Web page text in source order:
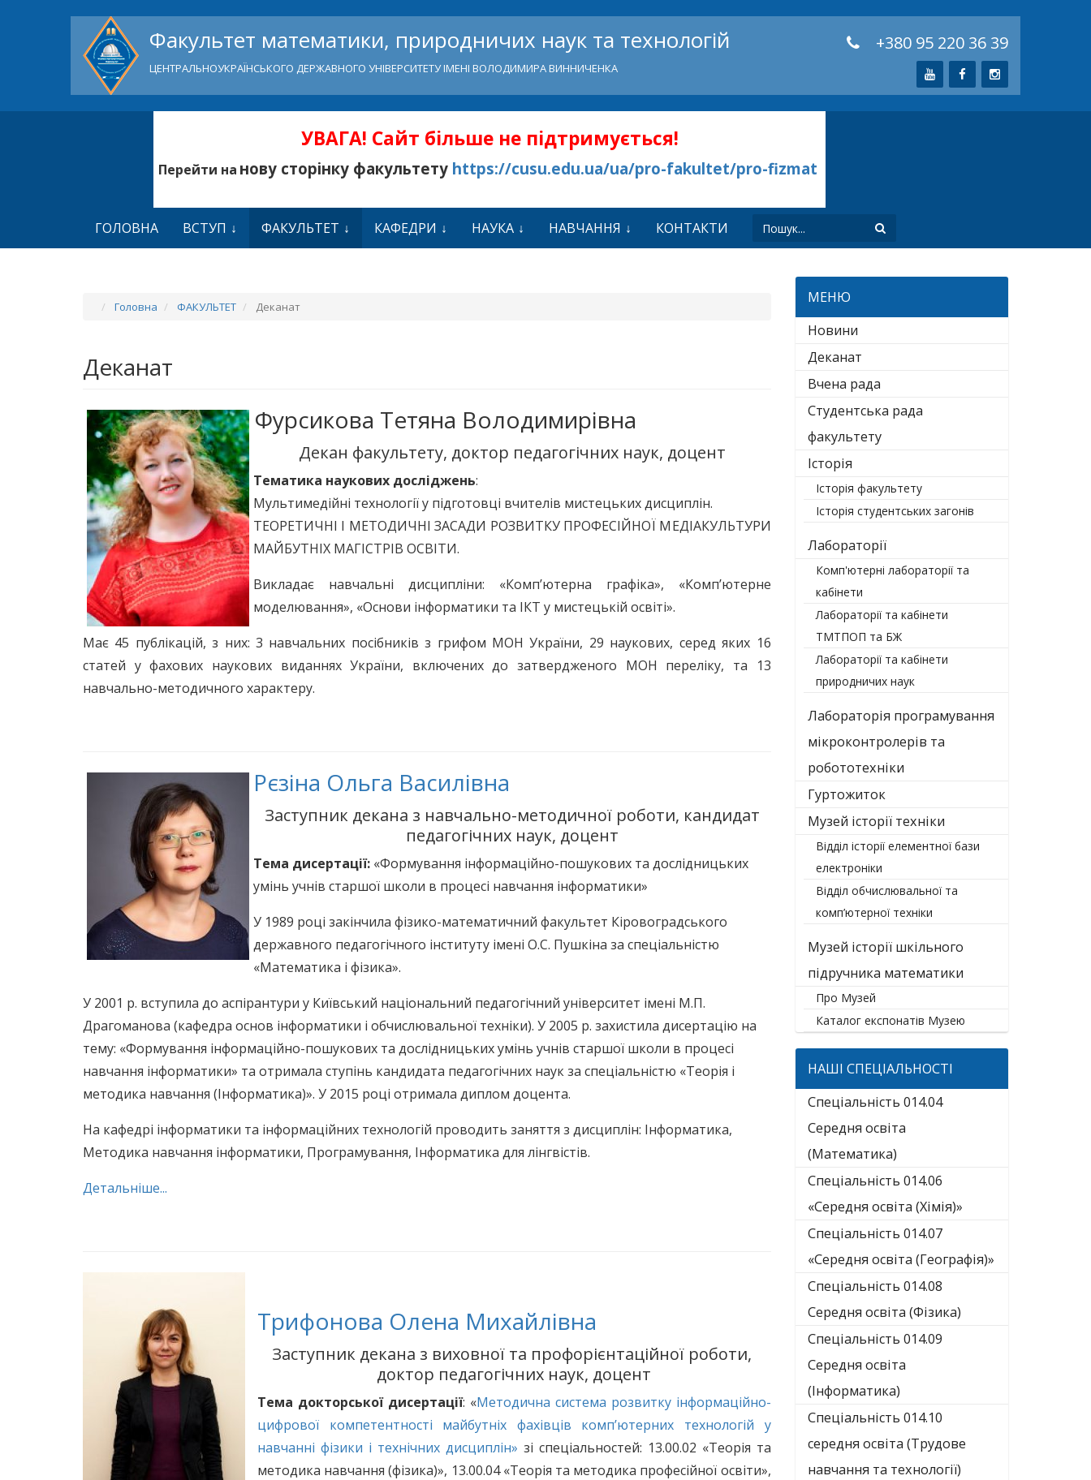
Факультет математики, природничих наук та технологій
ЦЕНТРАЛЬНОУКРАЇНСЬКОГО ДЕРЖАВНОГО УНІВЕРСИТЕТУ ІМЕНІ ВОЛОДИМИРА ВИННИЧЕНКА
+380 95 220 36 39
УВАГА! Сайт більше не підтримується!
Перейти на нову сторінку факультету https://cusu.edu.ua/ua/pro-fakultet/pro-fizmat
ГОЛОВНА ВСТУП ФАКУЛЬТЕТ КАФЕДРИ НАУКА НАВЧАННЯ КОНТАКТИ
Головна ФАКУЛЬТЕТ Деканат
Деканат
Фурсикова Тетяна Володимирівна
Декан факультету, доктор педагогічних наук, доцент
Тематика наукових досліджень:
Мультимедійні технології у підготовці вчителів мистецьких дисциплін.
ТЕОРЕТИЧНІ І МЕТОДИЧНІ ЗАСАДИ РОЗВИТКУ ПРОФЕСІЙНОЇ МЕДІАКУЛЬТУРИ
МАЙБУТНІХ МАГІСТРІВ ОСВІТИ.
Викладає навчальні дисципліни: «Комп’ютерна графіка», «Комп’ютерне
моделювання», «Основи інформатики та ІКТ у мистецькій освіті».
Має 45 публікацій, з них: 3 навчальних посібників з грифом МОН України, 29 наукових, серед яких 16
статей у фахових наукових виданнях України, включених до затвердженого МОН переліку, та 13
навчально-методичного характеру.
Рєзіна Ольга Василівна
Заступник декана з навчально-методичної роботи, кандидат
педагогічних наук, доцент
Тема дисертації: «Формування інформаційно-пошукових та дослідницьких
умінь учнів старшої школи в процесі навчання інформатики»
У 1989 році закінчила фізико-математичний факультет Кіровоградського
державного педагогічного інституту імені О.С. Пушкіна за спеціальністю
«Математика і фізика».
У 2001 р. вступила до аспірантури у Київський національний педагогічний університет імені М.П.
Драгоманова (кафедра основ інформатики і обчислювальної техніки). У 2005 р. захистила дисертацію на
тему: «Формування інформаційно-пошукових та дослідницьких умінь учнів старшої школи в процесі
навчання інформатики» та отримала ступінь кандидата педагогічних наук за спеціальністю «Теорія і
методика навчання (Інформатика)». У 2015 році отримала диплом доцента.
На кафедрі інформатики та інформаційних технологій проводить заняття з дисциплін: Інформатика,
Методика навчання інформатики, Програмування, Інформатика для лінгвістів.
Детальніше...
Трифонова Олена Михайлівна
Заступник декана з виховної та профорієнтаційної роботи,
доктор педагогічних наук, доцент
Тема докторської дисертації: «Методична система розвитку інформаційно-
цифрової компетентності майбутніх фахівців комп’ютерних технологій у
навчанні фізики і технічних дисциплін» зі спеціальностей: 13.00.02 «Теорія та
методика навчання (фізика)», 13.00.04 «Теорія та методика професійної освіти»,
МЕНЮ
Новини
Деканат
Вчена рада
Студентська рада
факультету
Історія
Історія факультету
Історія студентських загонів
Лабораторії
Комп'ютерні лабораторії та
кабінети
Лабораторії та кабінети
ТМТПОП та БЖ
Лабораторії та кабінети
природничих наук
Лабораторія програмування
мікроконтролерів та
робототехніки
Гуртожиток
Музей історії техніки
Відділ історії елементної бази
електроніки
Відділ обчислювальної та
комп’ютерної техніки
Музей історії шкільного
підручника математики
Про Музей
Каталог експонатів Музею
НАШІ СПЕЦІАЛЬНОСТІ
Спеціальність 014.04
Середня освіта
(Математика)
Спеціальність 014.06
«Середня освіта (Хімія)»
Спеціальність 014.07
«Середня освіта (Географія)»
Спеціальність 014.08
Середня освіта (Фізика)
Спеціальність 014.09
Середня освіта
(Інформатика)
Спеціальність 014.10
середня освіта (Трудове
навчання та технології)